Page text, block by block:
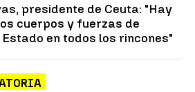
presidente de Ceuta: "Hay
cuerpos y fuerzas de
en todos los rincones"